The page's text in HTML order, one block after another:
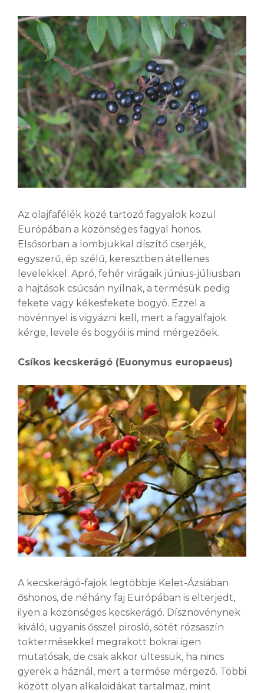
Az olajfafélék közé tartozó fagyalok közül
Európában a közönséges fagyal honos.
Elsősorban a lombjukkal díszítő cserjék,
egyszerű, ép szélű, keresztben átellenes
levelekkel. Apró, fehér virágaik június-júliusban
a hajtások csúcsán nyílnak, a termésük pedig
fekete vagy kékesfekete bogyó. Ezzel a
növénnyel is vigyázni kell, mert a fagyalfajok
kérge, levele és bogyói is mind mérgezőek.
Csíkos kecskerágó (Euonymus europaeus)
A kecskerágó-fajok legtöbbje Kelet-Ázsiában
őshonos, de néhány faj Európában is elterjedt,
ilyen a közönséges kecskerágó. Dísznövénynek
kiváló, ugyanis ősszel pirosló, sötét rózsaszín
toktermésekkel megrakott bokrai igen
mutatósak, de csak akkor ültessük, ha nincs
gyerek a háznál, mert a termése mérgező. Többi
között olyan alkaloidákat tartalmaz, mint